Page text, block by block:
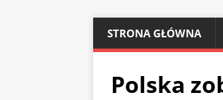
STRONA GŁÓWNA
Polska